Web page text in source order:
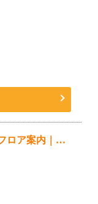
【週3日×時短】中央区役所の窓口・フロア案内｜扶養内で安定収入｜時給1,450円